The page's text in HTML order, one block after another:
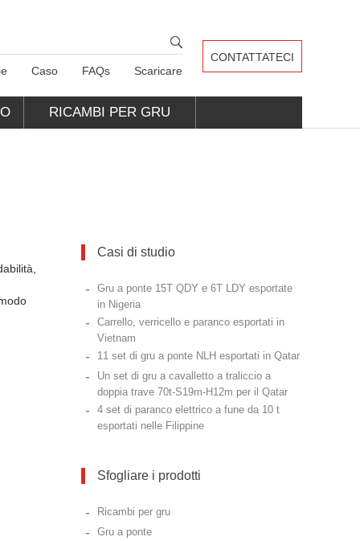
CONTATTATECI
Caso FAQs Scaricare
RICAMBI PER GRU
Casi di studio
- Gru a ponte 15T QDY e 6T LDY esportate
in Nigeria
- Carrello, verricello e paranco esportati in
Vietnam
- 11 set di gru a ponte NLH esportati in Qatar
-
Un set di gru a cavalletto a traliccio a
doppia trave 70t-S19m-H12m per il Qatar
- 4 set di paranco elettrico a fune da 10 t
esportati nelle Filippine
Sfogliare i prodotti
- Ricambi per gru
- Gru a ponte